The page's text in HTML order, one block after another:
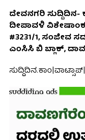
ದೇವನಗರಿ ಸುದ್ದಿದಿನ-
ದೀಪಾವಳಿ
#3231/1, ಸಂಜೀವ
ಎಂಸಿಸಿ ಬಿ ಬ್ಲಾಕ್,